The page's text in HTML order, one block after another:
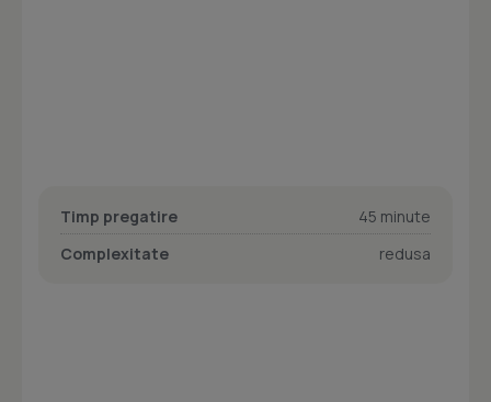
Timp pregatire
45 minute
Complexitate
redusa